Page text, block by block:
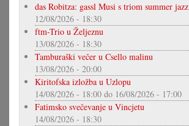
das Robitza: gassl Musi s triom summer jazz
12/08/2026 - 18:30
ftm-Trio u Željeznu
13/08/2026 - 18:30
Tamburaški večer u Csello malinu
13/08/2026 - 20:00
Kiritofska izložba u Uzlopu
14/08/2026 - 18:00 do 16/08/2026 - 17:00
Fatimsko svečevanje u Vincjetu
14/08/2026 - 18:30